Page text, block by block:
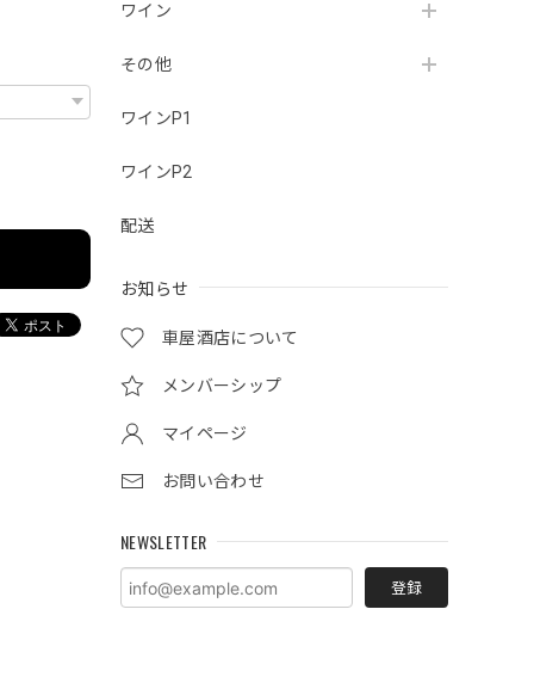
ワイン
その他
ワインP1
ワインP2
配送
お知らせ
車屋酒店について
メンバーシップ
マイページ
お問い合わせ
NEWSLETTER
登録